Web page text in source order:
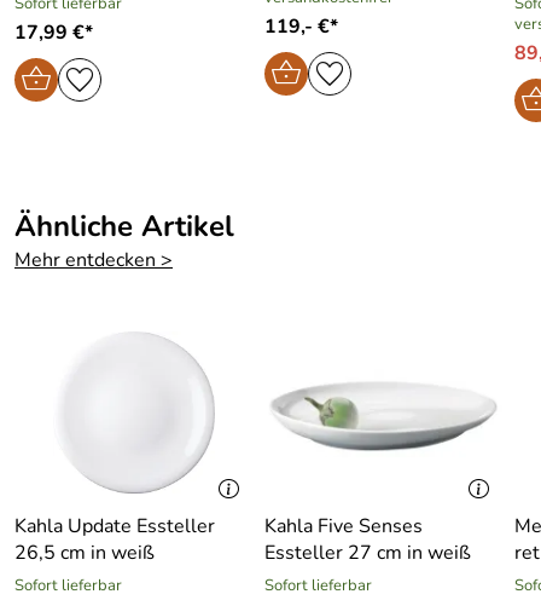
17,99 €* 119,- €*
Ähnliche Artikel
Mehr entdecken >
Kahla Update Essteller
26,5 cm in weiß
Sofort lieferbar
Kahla Five Senses
Essteller 27 cm in weiß
Sofort lieferbar